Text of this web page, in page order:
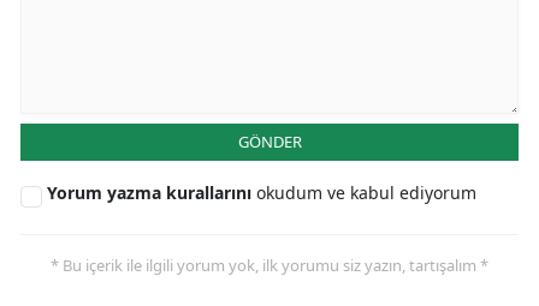
GÖNDER
Yorum yazma kurallarını okudum ve kabul ediyorum
* Bu içerik ile ilgili yorum yok, ilk yorumu siz yazın, tartışalım *